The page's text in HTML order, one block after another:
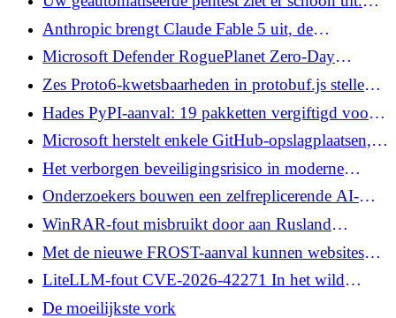
Ontdek wat het heeft gemist in dit expertwebinar
Anthropic brengt Claude Fable 5 uit, de
krachtigste AI tot nu toe, met cyberbeveiligingen
Microsoft Defender RoguePlanet Zero-Day
verleent SYSTEEMtoegang op bijgewerkte
Windows
Zes Proto6-kwetsbaarheden in protobuf.js stellen
Node.js-apps bloot aan RCE en DoS
Hades PyPI-aanval: 19 pakketten vergiftigd voor
Auto-Run Bun Credential Stealer
Microsoft herstelt enkele GitHub-opslagplaatsen,
houdt andere offline terwijl Miasma Probe
doorgaat
Het verborgen beveiligingsrisico in moderne
netwerken: het werk tussen tools
Onderzoekers bouwen een zelfreplicerende AI-
worm die volledig op lokale, open-weight-
modellen werkt
WinRAR-fout misbruikt door aan Rusland
verbonden groepen om stealers in Oekraïne in te
zetten
Met de nieuwe FROST-aanval kunnen websites
bijhouden welke sites en apps u opent via SSD-
timing
LiteLLM-fout CVE-2026-42271 In het wild
uitgebuit, ketens voor niet-geverifieerde RCE
De moeilijkste vork